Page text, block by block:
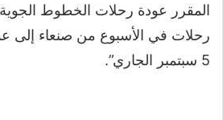
المقرر عودة رحلات الخطوط
رحلات في الأسبوع من صنعاء إلى
5 سبتمبر الجاري”.